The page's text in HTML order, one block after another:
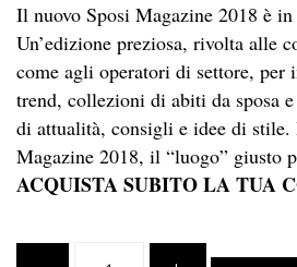
Il nuovo Sposi Magazine 2018 è
Un’edizione preziosa, rivolta alle
come agli operatori di settore,
trend, collezioni di abiti da sposa
di attualità, consigli e idee di stile.
Magazine 2018, il “luogo” giusto
ACQUISTA SUBITO LA TUA